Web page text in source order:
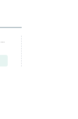
Indeks Saham Syariah Indonesia